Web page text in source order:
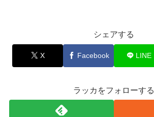
シェアする
X Facebook LINE
ラッカをフォローする